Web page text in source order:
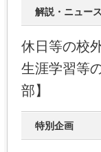
解説・ニュー
休日等の校
生涯学習等
部】
特別企画